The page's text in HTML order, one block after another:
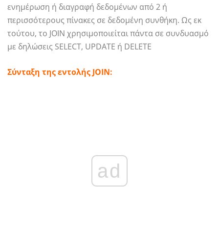
ενημέρωση ή διαγραφή δεδομένων από 2 ή
περισσότερους πίνακες σε δεδομένη συνθήκη. Ως εκ
τούτου, το JOIN χρησιμοποιείται πάντα σε συνδυασμό
με δηλώσεις SELECT, UPDATE ή DELETE
Σύνταξη της εντολής JOIN:
ad